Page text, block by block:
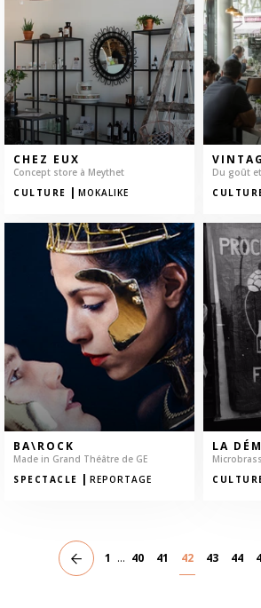
CHEZ EUX
Concept store à Meythet
CULTURE | MOKALIKE
Du goût
BA\ROCK
Made in Grand Théâtre de GE
SPECTACLE | REPORTAGE
LA
1 ... 40 41 42 43 44